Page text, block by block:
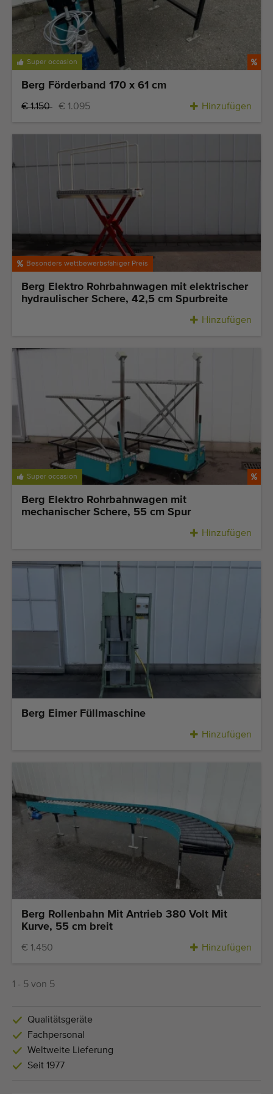
Zuletzt hinzugefügt Maschinen
Maschinen Nachrichten
Importieren einer Maschine
Fachpersonal
Super occasion
Berg Förderband 170 x 61 cm
€ 1.150 € 1.095 Hinzufügen
Besonders wettbewerbsfähiger Preis
Berg Elektro Rohrbahnwagen mit elektrischer
hydraulischer Schere, 42,5 cm Spurbreite
Hinzufügen
Super occasion
Berg Elektro Rohrbahnwagen mit
mechanischer Schere, 55 cm Spur
Hinzufügen
Berg Eimer Füllmaschine
Hinzufügen
Berg Rollenbahn Mit Antrieb 380 Volt Mit
Kurve, 55 cm breit
€ 1.450 Hinzufügen
1 - 5 von 5
Qualitätsgeräte
Fachpersonal
Weltweite Lieferung
Seit 1977